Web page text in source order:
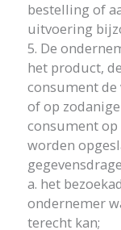
bestelling of
uitvoering
5. De
het product,
consument
of op
consument
worden
a. het
ondernemer
terecht kan;